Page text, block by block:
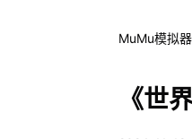
MuMu模拟器
《世